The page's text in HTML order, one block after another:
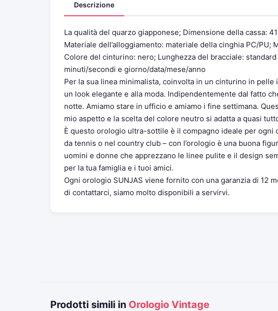
Descrizione
La qualità del quarzo giapponese; Dimensione della cassa:
Materiale dell’alloggiamento: materiale della cinghia PC/PU;
Colore del cinturino: nero; Lunghezza del bracciale:
minuti/secondi e giorno/data/mese/anno
Per la sua linea minimalista, coinvolta in un cinturino in
un look elegante e alla moda. Indipendentemente dal fatto
notte. Amiamo stare in ufficio e amiamo i fine settimana.
mio aspetto e la scelta del colore neutro si adatta a quasi
È questo orologio ultra-sottile è il compagno ideale per ogni
da tennis o nel country club – con l’orologio è una buona
uomini e donne che apprezzano le linee pulite e il design
per la tua famiglia e i tuoi amici.
Ogni orologio SUNJAS viene fornito con una garanzia di 12
di contattarci, siamo molto disponibili a servirvi.
Prodotti simili in Orologio Vintage